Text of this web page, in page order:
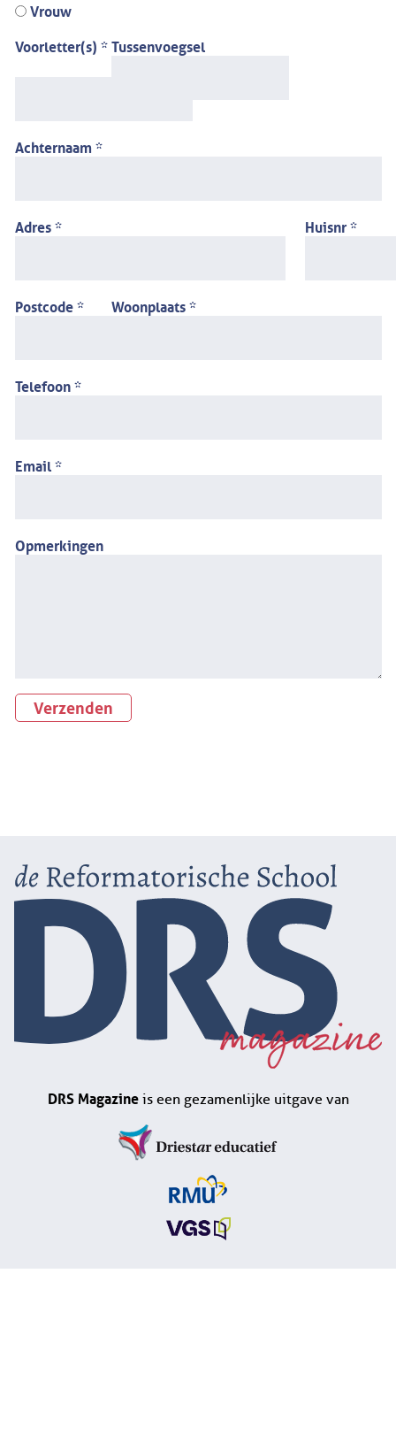
Vrouw
Voorletter(s) *Tussenvoegsel
Achternaam *
Adres * Huisnr *
Postcode * Woonplaats *
Telefoon *
Email *
Opmerkingen
Verzenden
DRS Magazineis een gezamenlijke uitgave van